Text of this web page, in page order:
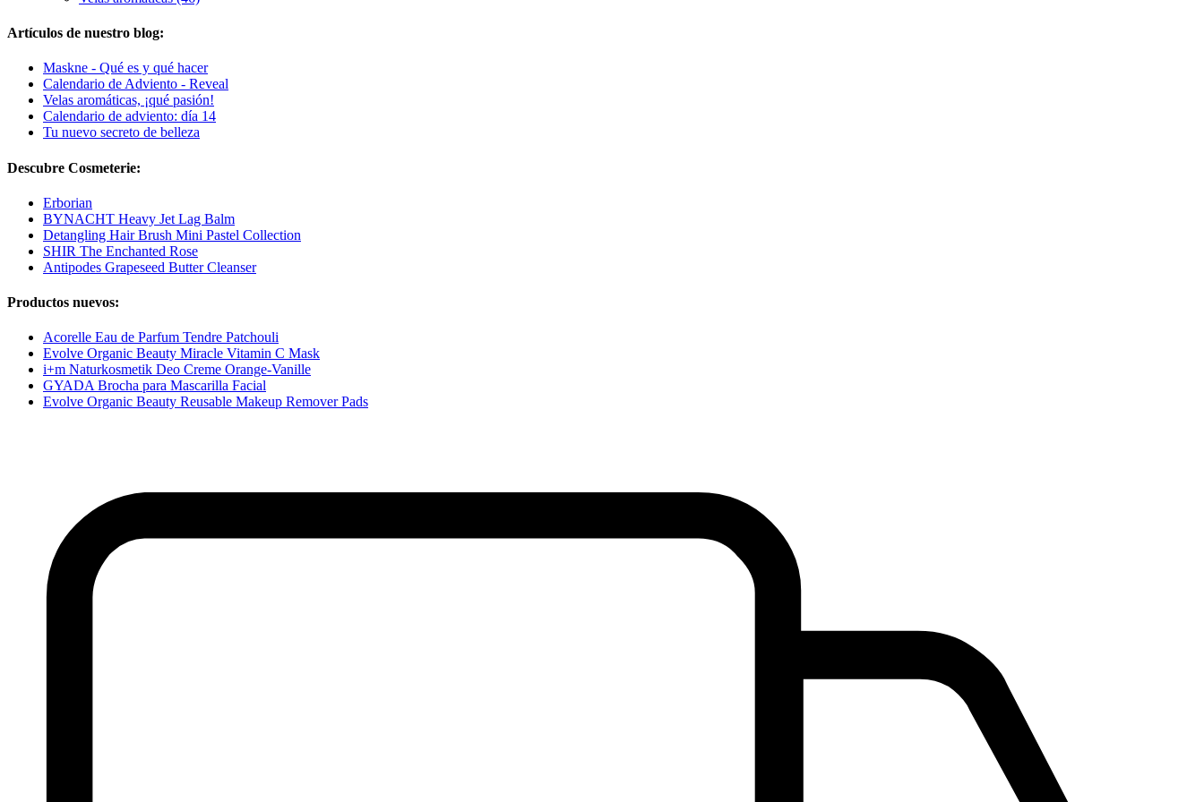
Artículos de nuestro blog:
Maskne - Qué es y qué hacer
Calendario de Adviento - Reveal
Velas aromáticas, ¡qué pasión!
Calendario de adviento: día 14
Tu nuevo secreto de belleza
Descubre Cosmeterie:
Erborian
BYNACHT Heavy Jet Lag Balm
Detangling Hair Brush Mini Pastel Collection
SHIR The Enchanted Rose
Antipodes Grapeseed Butter Cleanser
Productos nuevos:
Acorelle Eau de Parfum Tendre Patchouli
Evolve Organic Beauty Miracle Vitamin C Mask
i+m Naturkosmetik Deo Creme Orange-Vanille
GYADA Brocha para Mascarilla Facial
Evolve Organic Beauty Reusable Makeup Remover Pads